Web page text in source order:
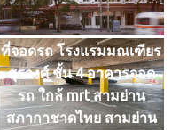
ที่จอดรถ โรงแรมมณเฑียร
สุรวงศ์ ชั้น 4 อาคารจอด
รถ ใกล้ mrt สามย่าน
สภากาชาดไทย สามย่าน